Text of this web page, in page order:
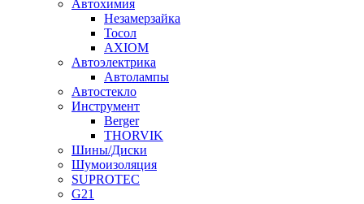
Автохимия
Незамерзайка
Тосол
AXIOM
Автоэлектрика
Автолампы
Автостекло
Инструмент
Berger
THORVIK
Шины/Диски
Шумоизоляция
SUPROTEC
G21